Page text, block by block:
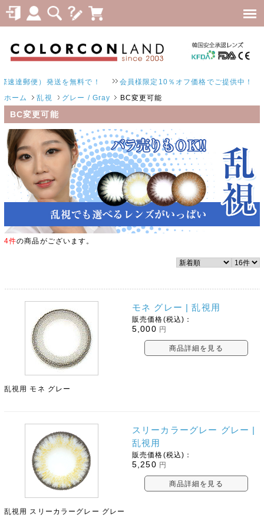
郵便）発送を無料で！ 会員様限定10％オフ価格でご提供中！
ホーム 乱視 グレー / Gray BC変更可能
BC変更可能
4件の商品がございます。
モネ グレー | 乱視用
販売価格(税込)：
5,000 円
商品詳細を見る
乱視用 モネ グレー
スリーカラーグレー グレー |
乱視用
販売価格(税込)：
5,250 円
商品詳細を見る
乱視用 スリーカラーグレー グレー